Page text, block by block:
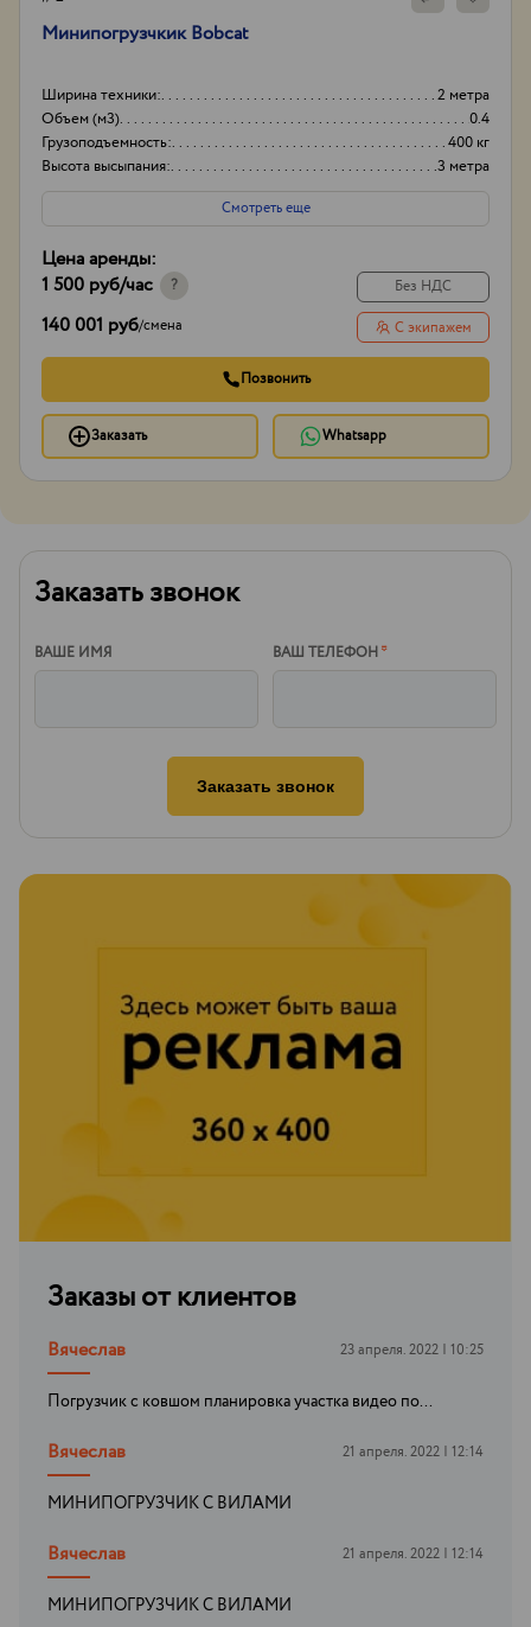
Минипогрузчкик Bobcat
Ширина техники:
2 метра
Объем (м3)
0.4
Грузоподъемность:
400 кг
Высота высыпания:
3 метра
Смотреть еще
Цена аренды:
1 500 руб/час ?
140 001 руб/смена
Без НДС
С экипажем
Позвонить
Заказать Whatsapp
Заказать звонок
ВАШЕ ИМЯ ВАШ ТЕЛЕФОН*
Заказать звонок
Заказы от клиентов
Вячеслав 23 апреля. 2022 | 10:25
Погрузчик с ковшом планировка участка видео по...
Вячеслав 21 апреля. 2022 | 12:14
МИНИПОГРУЗЧИК С ВИЛАМИ
Вячеслав 21 апреля. 2022 | 12:14
МИНИПОГРУЗЧИК С ВИЛАМИ